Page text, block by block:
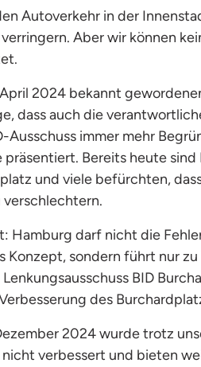
Autoverkehr in der
Aber wir können
2024 bekannt
dass auch die
Ausschuss immer mehr
präsentiert. Bereits heute
und viele befürchten,
Hamburg darf nicht die
Konzept,sondern führt nur zu
BID
des
2024 wurde trotz
verbessert und bieten